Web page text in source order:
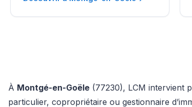
À Montgé-en-Goële (77230), LCM intervient
particulier, copropriétaire ou gestionnaire